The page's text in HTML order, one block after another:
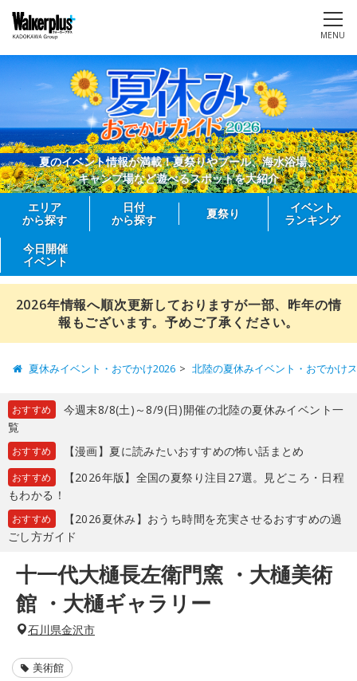
MENU
夏のイベント情報が満載！夏祭りやプール、海水浴場、
キャンプ場など遊べるスポットを大紹介
エリア
から探す
日付
から探す
夏祭り
イベント
ランキング
今日開催
イベント
2026年情報へ順次更新しておりますが一部、昨年の情
報もございます。予めご了承ください。
夏休みイベント・おでかけ2026 北陸の夏休みイベント・おでかけ
おすすめ
今週末8/8(土)～8/9(日)開催の北陸の夏休みイベント一
覧
おすすめ 【漫画】夏に読みたいおすすめの怖い話まとめ
おすすめ
【2026年版】全国の夏祭り注目27選。見どころ・日程
もわかる！
おすすめ
【2026夏休み】おうち時間を充実させるおすすめの過
ごし方ガイド
十一代大樋長左衛門窯 ・大樋美術
館 ・大樋ギャラリー
石川県金沢市
美術館